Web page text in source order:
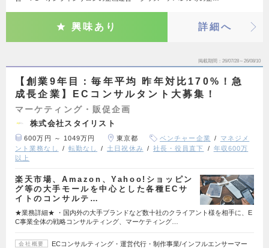
興味あり 詳細へ
掲載期間 26/07/28～26/08/10
【創業9年目：毎年平均 昨年対比170%！急
成長企業】ECコンサルタント大募集！
マーケティング・販促企画
株式会社スタイリスト
600万円 ～ 1049万円 東京都 ベンチャー企業
マネジメ
ント業務なし
転勤なし 土日祝休み 社長・役員直下
年収600万
以上
楽天市場、Amazon、Yahoo!ショッピン
グ等の大手モールを中心とした各種ECサ
イトのコンサルテ…
★業務詳細★ ・国内外の大手ブランドなど数十社のクライアント様を相手に、E
C事業全体の戦略コンサルティング、マーケティング…
会社概要
ECコンサルティング・運営代行・制作事業/インフルエンサーマー